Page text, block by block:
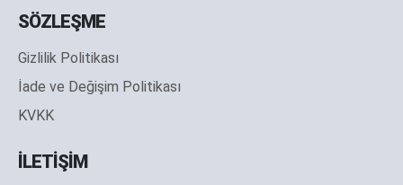
SÖZLEŞME
Gizlilik Politikası
İade ve Değişim Politikası
KVKK
İLETİŞİM